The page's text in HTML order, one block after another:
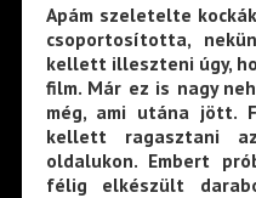
Apám szeletelte
csoportosította,
kellett illeszteni úgy,
film. Már ez is nagy
még, ami utána jött.
kellett ragasztani
oldalukon. Embert
félig elkészült